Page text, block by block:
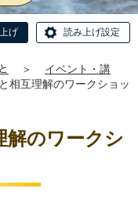
げ 読み上げ設定
＞
イベント・講
相互理解のワークショッ
解のワークシ